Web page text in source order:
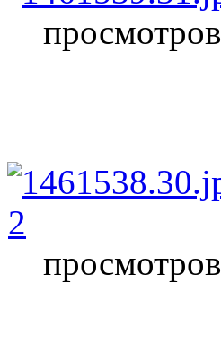
2